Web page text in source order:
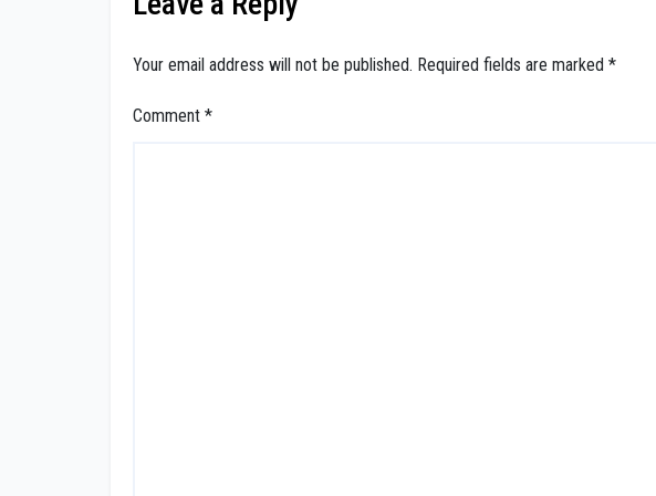
Your email address will not be published. Required fields are marked *
Comment *